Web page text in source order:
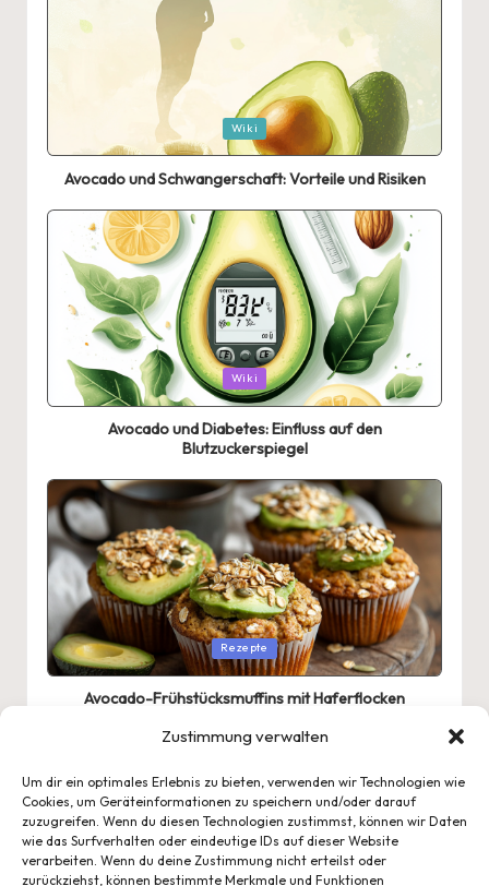
Zustimmung verwalten
Um dir ein optimales Erlebnis zu bieten, verwenden wir Technologien wie
Cookies, um Geräteinformationen zu speichern und/oder darauf
zuzugreifen. Wenn du diesen Technologien zustimmst, können wir Daten
wie das Surfverhalten oder eindeutige IDs auf dieser Website
verarbeiten. Wenn du deine Zustimmung nicht erteilst oder
zurückziehst, können bestimmte Merkmale und Funktionen
Wiki
Avocado und Schwangerschaft: Vorteile und Risiken
Posted
Wiki
Avocado und Diabetes: Einfluss auf den
Blutzuckerspiegel
Posted
in
Rezepte
Avocado-Frühstücksmuffins mit Haferflocken